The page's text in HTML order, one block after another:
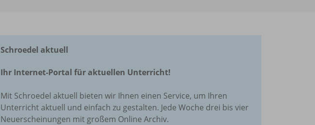
Schroedel aktuell
Ihr Internet-Portal für aktuellen Unterricht!
Mit Schroedel aktuell bieten wir Ihnen einen Service, um Ihren
Unterricht aktuell und einfach zu gestalten. Jede Woche drei bis vier
Neuerscheinungen mit großem Online Archiv.